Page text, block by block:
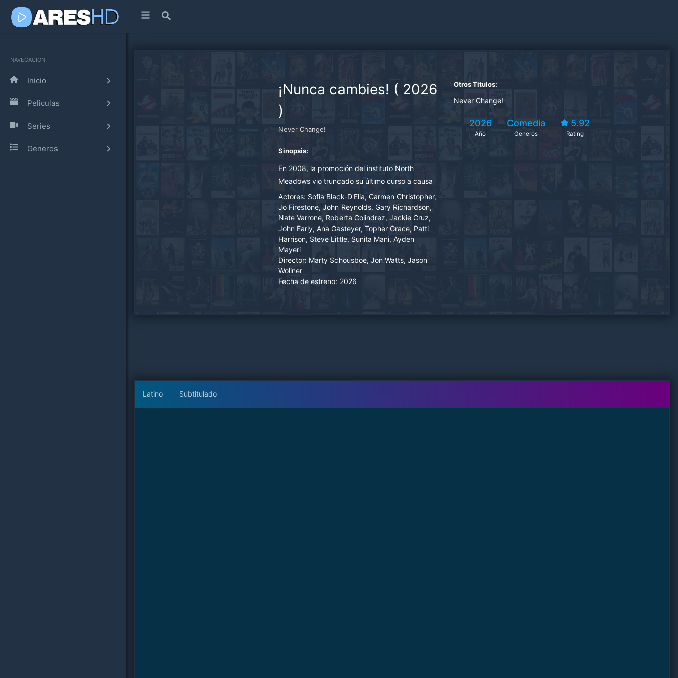
NAVEGACION
Inicio
Peliculas
Series
Generos
¡Nunca cambies! ( 2026
)
Never Change!
Sinopsis:
En 2008, la promoción del instituto North
Meadows vio truncado su último curso a causa
de un desastroso tornado. Ahora, a sus treinta y
tantos años, se ven obligados a volver a casa y
terminar el instituto de una vez por todas.
Actores: Sofia Black-D'Elia, Carmen Christopher,
Jo Firestone, John Reynolds, Gary Richardson,
Nate Varrone, Roberta Colindrez, Jackie Cruz,
John Early, Ana Gasteyer, Topher Grace, Patti
Harrison, Steve Little, Sunita Mani, Ayden
Mayeri
Director: Marty Schousboe, Jon Watts, Jason
Woliner
Fecha de estreno: 2026
Otros Titulos:
Never Change!
2026
Año
Comedia
Generos
5.92
Rating
Latino Subtitulado